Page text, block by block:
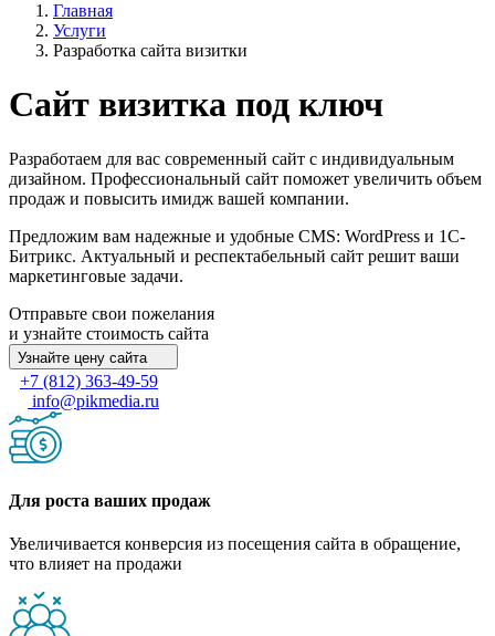
Главная
Услуги
Разработка сайта визитки
Сайт визитка под ключ
Разработаем для вас современный сайт с индивидуальным
дизайном. Профессиональный сайт поможет увеличить объем
продаж и повысить имидж вашей компании.
Предложим вам надежные и удобные CMS: WordPress и 1С-
Битрикс. Актуальный и респектабельный сайт решит ваши
маркетинговые задачи.
Отправьте свои пожелания
и узнайте стоимость сайта
Узнайте цену сайта
+7 (812) 363-49-59
info@pikmedia.ru
Для роста ваших продаж
Увеличивается конверсия из посещения сайта в обращение,
что влияет на продажи